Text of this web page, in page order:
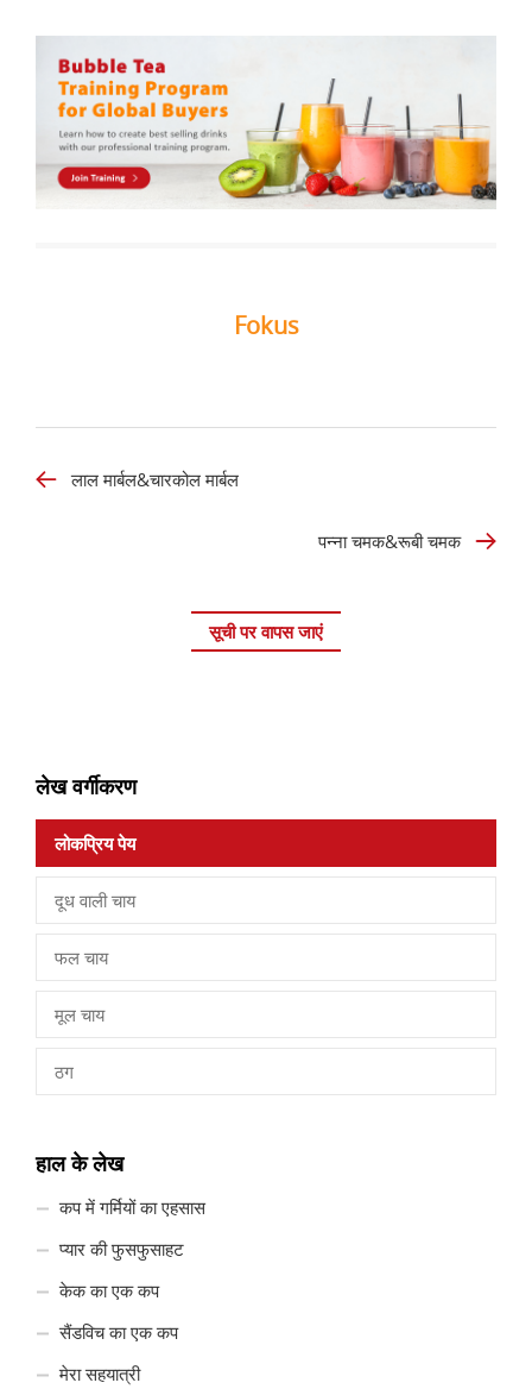
Fokus
लाल मार्बल&चारकोल मार्बल
पन्ना चमक&रूबी चमक
सूची पर वापस जाएं
लेख वर्गीकरण
लोकप्रिय पेय
दूध वाली चाय
फल चाय
मूल चाय
ठग
हाल के लेख
कप में गर्मियों का एहसास
प्यार की फुसफुसाहट
केक का एक कप
सैंडविच का एक कप
मेरा सहयात्री